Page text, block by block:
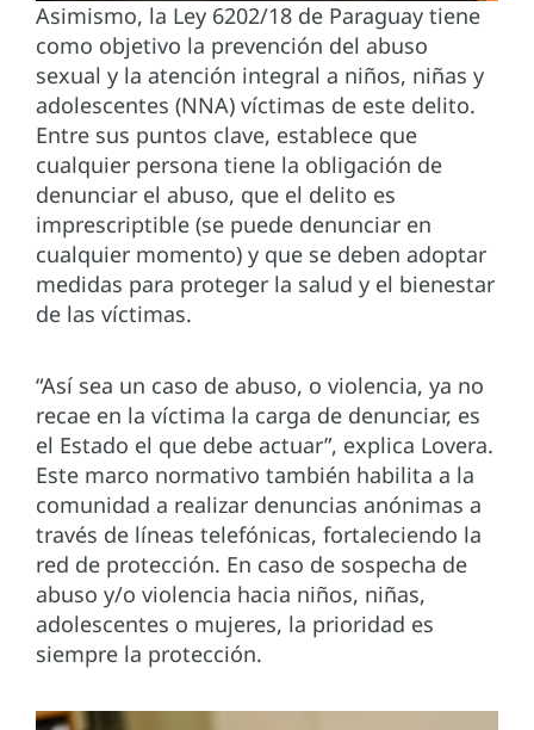
Asimismo, la Ley 6202/18 de Paraguay tiene
como objetivo la prevención del abuso
sexual y la atención integral a niños, niñas y
adolescentes (NNA) víctimas de este delito.
Entre sus puntos clave, establece que
cualquier persona tiene la obligación de
denunciar el abuso, que el delito es
imprescriptible (se puede denunciar en
cualquier momento) y que se deben adoptar
medidas para proteger la salud y el bienestar
de las víctimas.
“Así sea un caso de abuso, o violencia, ya no
recae en la víctima la carga de denunciar, es
el Estado el que debe actuar”, explica Lovera.
Este marco normativo también habilita a la
comunidad a realizar denuncias anónimas a
través de líneas telefónicas, fortaleciendo la
red de protección. En caso de sospecha de
abuso y/o violencia hacia niños, niñas,
adolescentes o mujeres, la prioridad es
siempre la protección.